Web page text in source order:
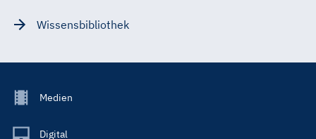
Wissensbibliothek
Footer
Main
Medien
Digital